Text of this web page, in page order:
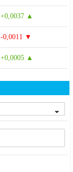
+0,0037 ▲
-0,0011 ▼
+0,0005 ▲